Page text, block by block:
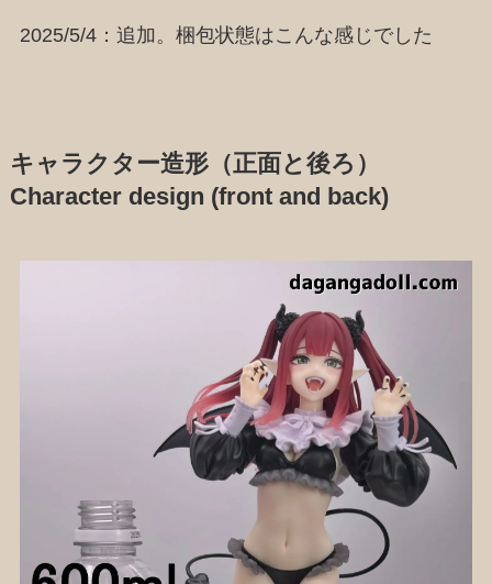
2025/5/4：追加。梱包状態はこんな感じでした
キャラクター造形（正面と後ろ）
Character design (front and back)